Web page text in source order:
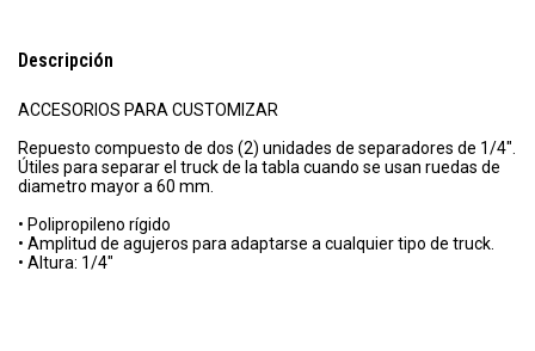
Descripción
ACCESORIOS PARA CUSTOMIZAR
Repuesto compuesto de dos (2) unidades de separadores de 1/4".
Útiles para separar el truck de la tabla cuando se usan ruedas de
diametro mayor a 60 mm.
• Polipropileno rígido
• Amplitud de agujeros para adaptarse a cualquier tipo de truck.
• Altura: 1/4"